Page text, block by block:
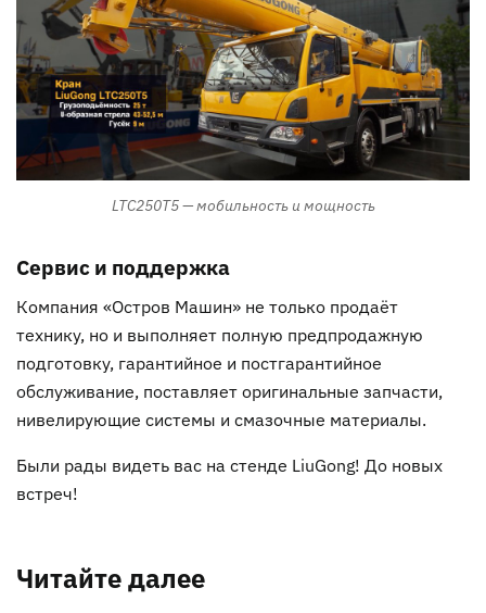
LTC250T5 — мобильность и мощность
Сервис и поддержка
Компания «Остров Машин» не только продаёт
технику, но и выполняет полную предпродажную
подготовку, гарантийное и постгарантийное
обслуживание, поставляет оригинальные запчасти,
нивелирующие системы и смазочные материалы.
Были рады видеть вас на стенде LiuGong! До новых
встреч!
Читайте далее